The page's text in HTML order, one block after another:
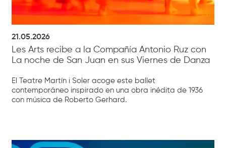
21.05.2026
Les Arts recibe a la Compañía Antonio Ruz con
La noche de San Juan en sus Viernes de Danza
El Teatre Martín i Soler acoge este ballet
contemporáneo inspirado en una obra inédita de 1936
con música de Roberto Gerhard.